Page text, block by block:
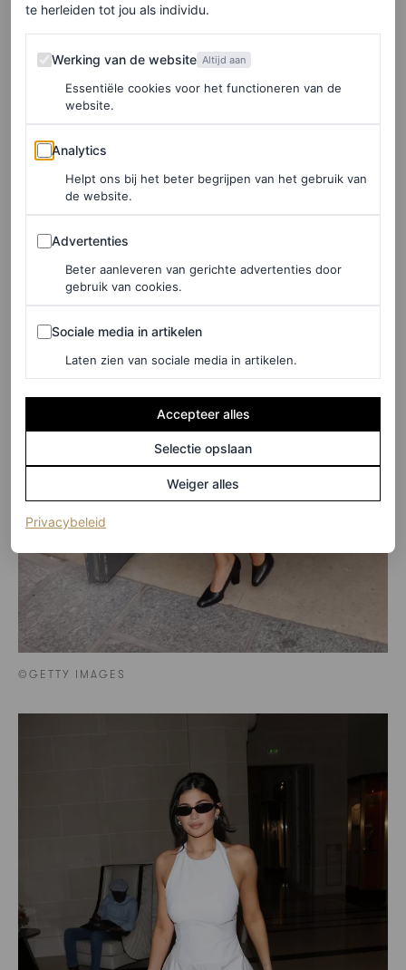
slingbacks
zeggen,when in Paris…
©GETTY IMAGES
te herleiden tot jou als individu.
Werking van de website
Werking van de website Altijd aan
Essentiële cookies voor het functioneren van de
website.
Analytics
Analytics
Helpt ons bij het beter begrijpen van het gebruik van
de website.
Advertenties
Advertenties
Beter aanleveren van gerichte advertenties door
gebruik van cookies.
Sociale media in artikelen
Sociale media in artikelen
Laten zien van sociale media in artikelen.
Accepteer alles
Selectie opslaan
Weiger alles
Privacybeleid